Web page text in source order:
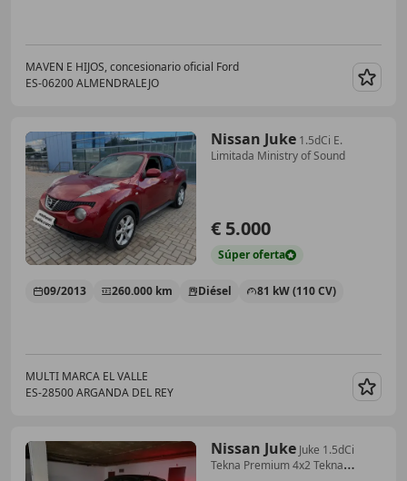
MAVEN E HIJOS, concesionario oficial Ford
ES-06200 ALMENDRALEJO
Nissan Juke 1.5dCi E.
Limitada Ministry of Sound
€ 5.000
Súperoferta
09/2013 260.000 km Diésel 81 kW (110 CV)
MULTI MARCA EL VALLE
ES-28500 ARGANDA DEL REY
Nissan Juke Juke 1.5dCi
Tekna Premium 4x2 Tekna